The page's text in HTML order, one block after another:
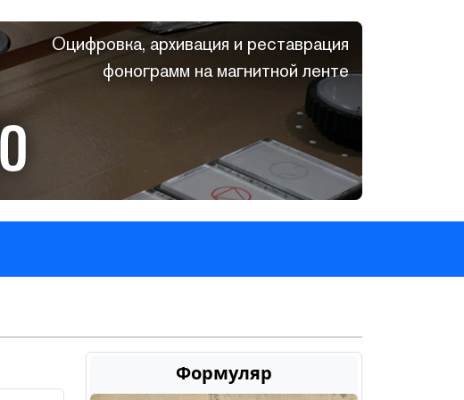
Оцифровка, архивация и реставрация
фонограмм на магнитной ленте
Формуляр